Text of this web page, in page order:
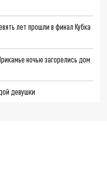
лет прошли в финал Кубка
ночью загорелись дом
девушки